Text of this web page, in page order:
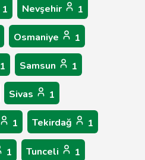
1 Nevşehir 1
Osmaniye 1
1 Samsun 1
Sivas 1
1 Tekirdağ 1
1 Tunceli 1